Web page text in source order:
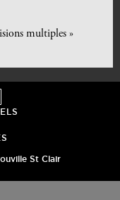
multiples »
St Clair